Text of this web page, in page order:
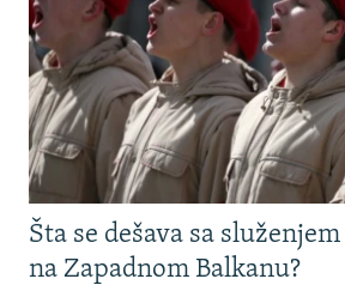
Šta se dešava sa
na Zapadnom Balkanu?